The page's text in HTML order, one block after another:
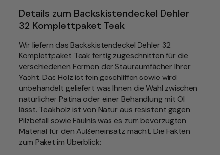
S
i
z
d
u
c
h
t
e
n
f
ü
Details zum Backskistendeckel Dehler
32 Komplettpaket Teak
Wir liefern das Backskistendeckel Dehler 32
Komplettpaket Teak fertig zugeschnitten für die
verschiedenen Formen der Stauraumfächer Ihrer
Yacht. Das Holz ist fein geschliffen sowie wird
unbehandelt geliefert was Ihnen die Wahl zwischen
natürlicher Patina oder einer Behandlung mit Öl
lässt. Teakholz ist von Natur aus resistent gegen
Pilzbefall sowie Fäulnis was es zum bevorzugten
Material für den Außeneinsatz macht. Die Fakten
zum Paket im Überblick: